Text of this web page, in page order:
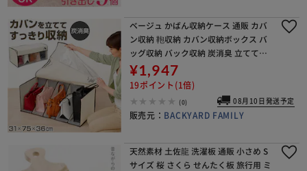
ベージュ かばん収納ケース 通販 カバ
ン収納 鞄収納 カバン収納ボックス バ
ッグ収納 バック収納 炭消臭 立てて収
納 整理整頓 透明窓 折り畳み コンパク
ト 折りたたみ 収納用品 棚上 クローゼ
¥1,947
19ポイント(1倍)
(0) 08月10日発送予定
販売元： BACKYARD FAMILY
天然素材 土佐龍 洗濯板 通販 小さめ S
サイズ 桜 さくら せんたく板 旅行用 ミ